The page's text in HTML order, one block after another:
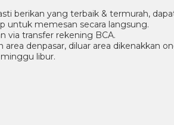
berikan yang terbaik & termurah,
untuk memesan secara langsung.
via transfer rekening BCA.
denpasar, diluar area dikenakkan
libur.